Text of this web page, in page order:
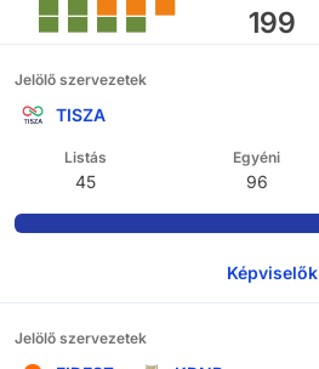
199
Jelölő szervezetek
TISZA
Listás
45
Egyéni
96
Képviselők
Jelölő szervezetek